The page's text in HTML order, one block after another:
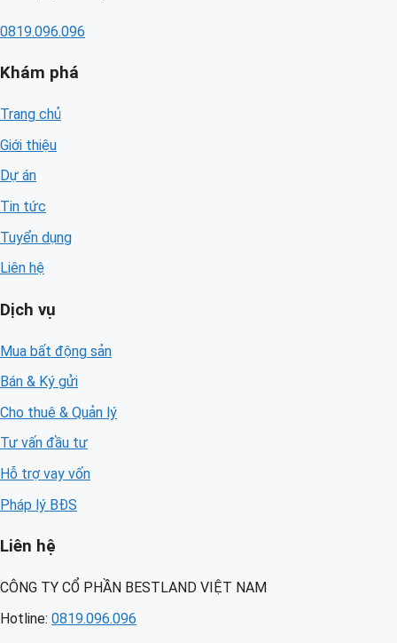
0819.096.096
Khám phá
Trang chủ
Giới thiệu
Dự án
Tin tức
Tuyển dụng
Liên hệ
Dịch vụ
Mua bất động sản
Bán & Ký gửi
Cho thuê & Quản lý
Tư vấn đầu tư
Hỗ trợ vay vốn
Pháp lý BĐS
Liên hệ
CÔNG TY CỔ PHẦN BESTLAND VIỆT NAM
Hotline: 0819.096.096